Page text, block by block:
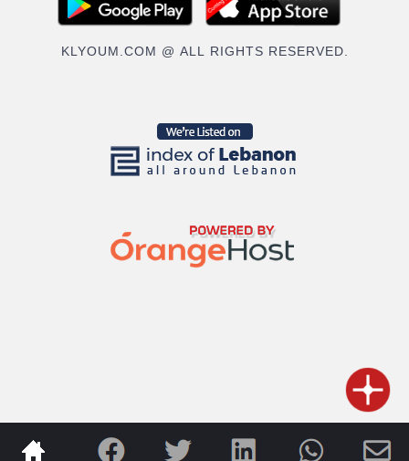
KLYOUM.COM @ ALL RIGHTS RESERVED.